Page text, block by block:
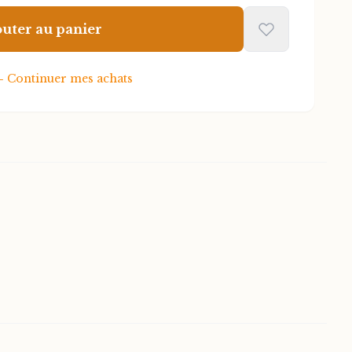
une œuvre de référence dans la
au panier
Continuer mes achats